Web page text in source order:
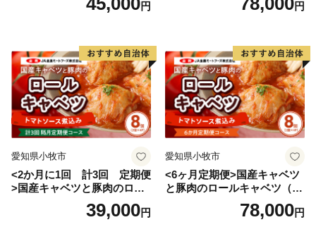
円 円
愛知県小牧市
<2か月に1回 計3回 定期便
>国産キャベツと豚肉のロー
ルキャベツ（4P入り）
39,000円
愛知県小牧市
<6ヶ月定期便>国産キャベツ
と豚肉のロールキャベツ（4P
78,000円